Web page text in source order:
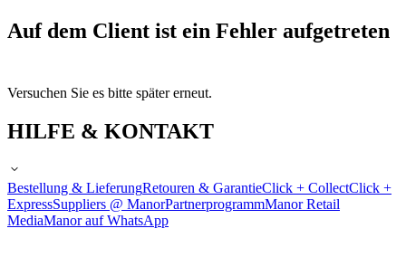
Auf dem Client ist ein Fehler aufgetreten
Versuchen Sie es bitte später erneut.
HILFE & KONTAKT
Bestellung & LieferungRetouren & GarantieClick + CollectClick +
ExpressSuppliers @ ManorPartnerprogrammManor Retail
MediaManor auf WhatsApp